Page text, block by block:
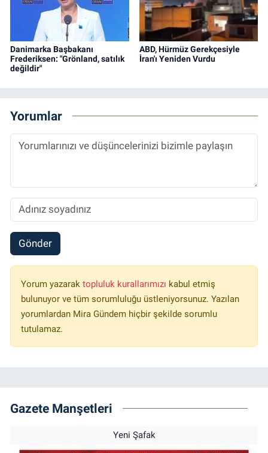
Danimarka Başbakanı
Frederiksen: "Grönland, satılık
değildir"
ABD, Hürmüz Gerekçesiyle
İran'ı Yeniden Vurdu
Yorumlar
Gönder
Yorum yazarak topluluk kurallarımızı kabul etmiş
bulunuyor ve tüm sorumluluğu üstleniyorsunuz. Yazılan
yorumlardan Mira Gündem hiçbir şekilde sorumlu
tutulamaz.
Gazete Manşetleri
Yeni Şafak